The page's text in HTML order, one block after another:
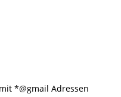
*@gmail Adressen